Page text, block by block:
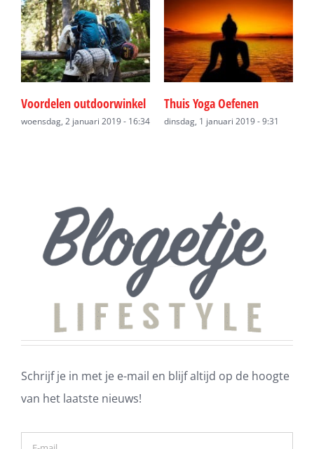
Voordelen outdoorwinkel
woensdag, 2 januari 2019 - 16:34
Thuis Yoga Oefenen
dinsdag, 1 januari 2019 - 9:31
Schrijf je in met je e-mail en blijf altijd op de hoogte
van het laatste nieuws!